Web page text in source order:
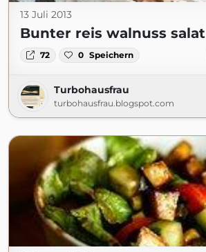
13 Juli 2013
Bunter reis walnuss salat
72 0 Speichern
Turbohausfrau
turbohausfrau.blogspot.com